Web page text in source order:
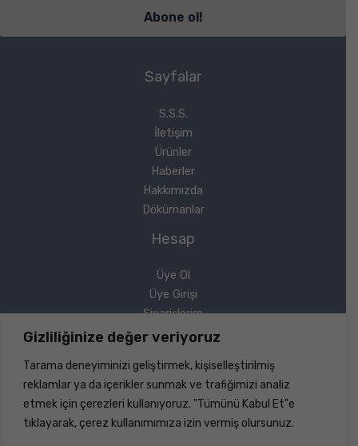
Gizliliğinize değer veriyoruz
Tarama deneyiminizi geliştirmek, kişiselleştirilmiş
reklamlar ya da içerikler sunmak ve trafiğimizi analiz
etmek için çerezleri kullanıyoruz. "Tümünü Kabul Et"e
tıklayarak, çerez kullanımımıza izin vermiş olursunuz.
Sayfalar
S.S.S.
İletişim
Ürünler
Haberler
Hakkımızda
Dökümanlar
Hesap
Üye Ol
Üye Girişi
Siparişlerim
Sipariş Takip
Yasal
Gizlilik Politikası